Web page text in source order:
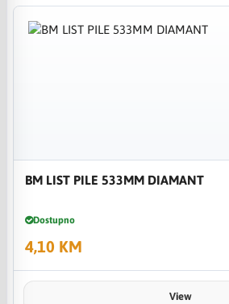
BM LIST PILE 533MM DIAMANT
Dostupno
4,10 KM
View